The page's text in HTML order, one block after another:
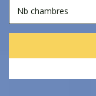
Nb chambres